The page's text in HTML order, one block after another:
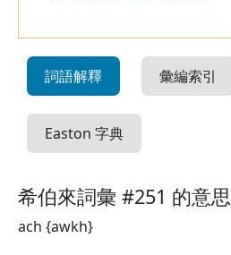
詞語解釋 彙編索引
Easton 字典
希伯來詞彙 #251 的意思
ach {awkh}